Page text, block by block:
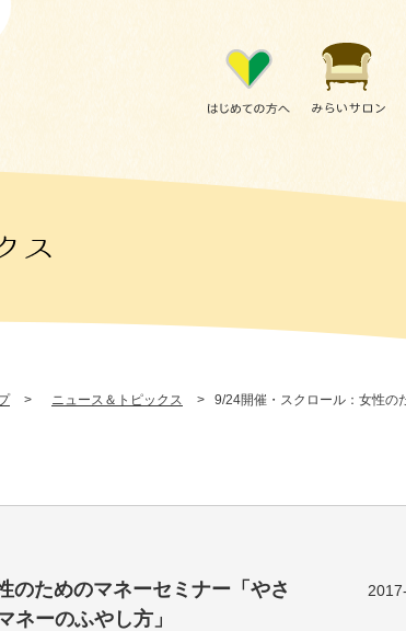
> ニュース＆トピックス > 9/24開催・スクロール：女性の
のためのマネーセミナー「やさ
ーのふやし方」